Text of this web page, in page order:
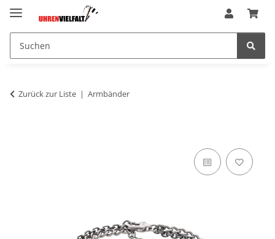
Zurück zur Liste Armbänder